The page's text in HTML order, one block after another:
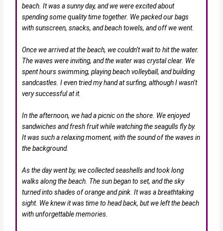
beach. It was a sunny day, and we were excited about
spending some quality time together. We packed our bags
with sunscreen, snacks, and beach towels, and off we went.
Once we arrived at the beach, we couldn’t wait to hit the water.
The waves were inviting, and the water was crystal clear. We
spent hours swimming, playing beach volleyball, and building
sandcastles. I even tried my hand at surfing, although I wasn’t
very successful at it.
In the afternoon, we had a picnic on the shore. We enjoyed
sandwiches and fresh fruit while watching the seagulls fly by.
It was such a relaxing moment, with the sound of the waves in
the background.
As the day went by, we collected seashells and took long
walks along the beach. The sun began to set, and the sky
turned into shades of orange and pink. It was a breathtaking
sight. We knew it was time to head back, but we left the beach
with unforgettable memories.